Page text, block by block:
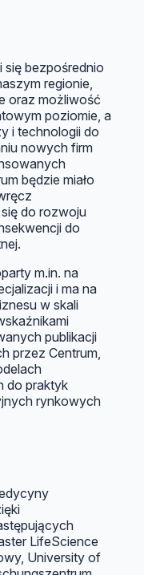
bezpośrednio
regionie,
oraz możliwość
poziomie, a
i technologii do
nowych firm
będzie miało
do rozwoju
do
m.in. na
i ma na
w skali
publikacji
przez Centrum,
do praktyk
rynkowych
LifeScience
University of